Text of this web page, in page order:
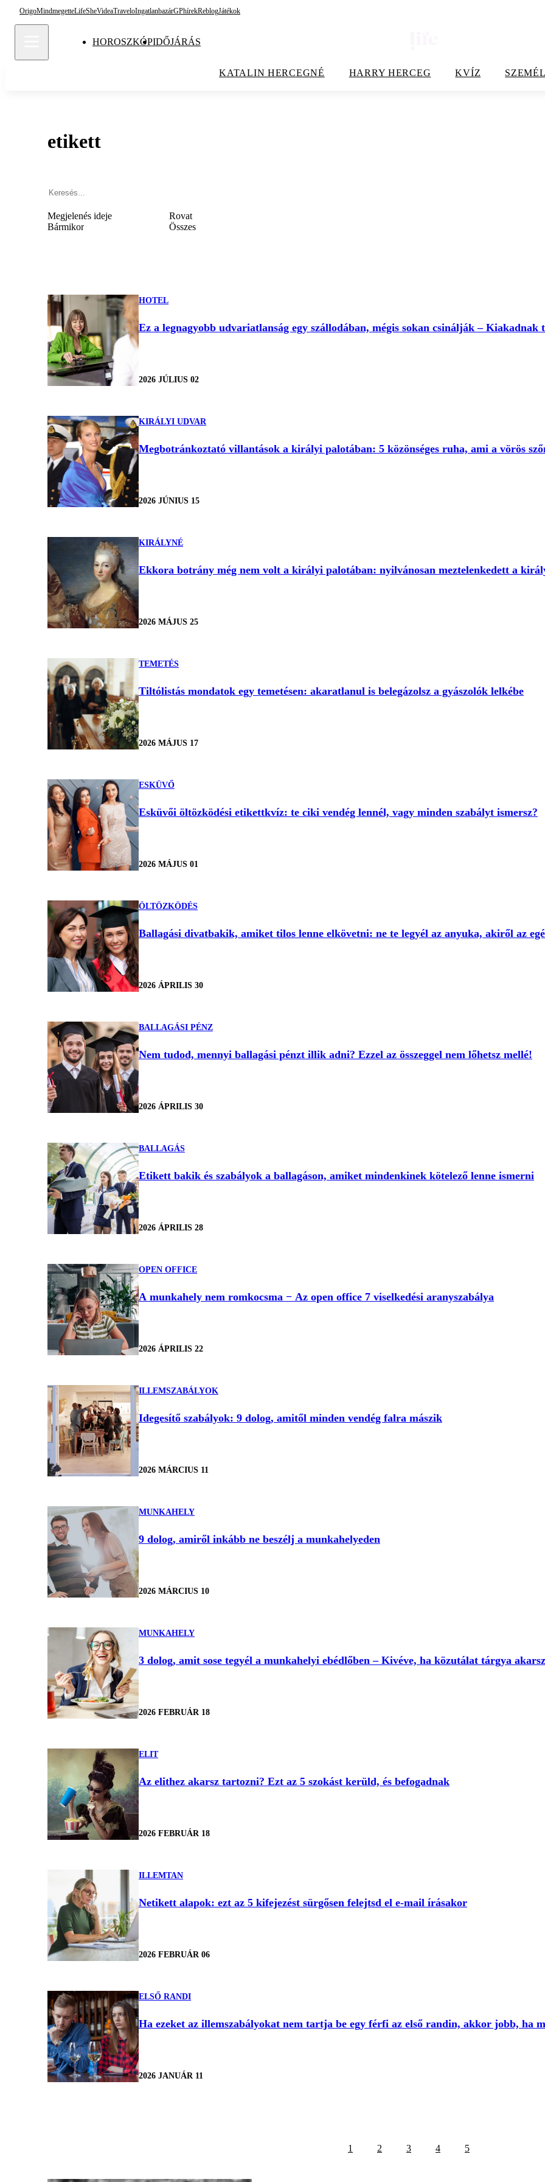
OrigoMindmegetteLifeSheVideaTraveloIngatlanbazárGPhírekReblogJátékok
HOROSZKÓPIDŐJÁRÁS
KATALIN HERCEGNÉ HARRY HERCEG KVÍZ
etikett
Megjelenés ideje
Bármikor
Rovat
Összes
HOTEL
Ez a legnagyobb udvariatlanság egy szállodában, mégis sokan csinálják – Kiakadnak
2026 JÚLIUS 02
KIRÁLYI UDVAR
Megbotránkoztató villantások a királyi palotában: 5 közönséges ruha, ami a vörös
2026 JÚNIUS 15
KIRÁLYNÉ
Ekkora botrány még nem volt a királyi palotában: nyilvánosan meztelenkedett a
2026 MÁJUS 25
TEMETÉS
Tiltólistás mondatok egy temetésen: akaratlanul is belegázolsz a gyászolók lelkébe
2026 MÁJUS 17
ESKÜVŐ
Esküvői öltözködési etikettkvíz: te ciki vendég lennél, vagy minden szabályt ismersz?
2026 MÁJUS 01
ÖLTÖZKÖDÉS
Ballagási divatbakik, amiket tilos lenne elkövetni: ne te legyél az anyuka, akiről az
2026 ÁPRILIS 30
BALLAGÁSI PÉNZ
Nem tudod, mennyi ballagási pénzt illik adni? Ezzel az összeggel nem lőhetsz mellé!
2026 ÁPRILIS 30
BALLAGÁS
Etikett bakik és szabályok a ballagáson, amiket mindenkinek kötelező lenne ismerni
2026 ÁPRILIS 28
OPEN OFFICE
A munkahely nem romkocsma − Az open office 7 viselkedési aranyszabálya
2026 ÁPRILIS 22
ILLEMSZABÁLYOK
Idegesítő szabályok: 9 dolog, amitől minden vendég falra mászik
2026 MÁRCIUS 11
MUNKAHELY
9 dolog, amiről inkább ne beszélj a munkahelyeden
2026 MÁRCIUS 10
MUNKAHELY
3 dolog, amit sose tegyél a munkahelyi ebédlőben – Kivéve, ha közutálat tárgya
2026 FEBRUÁR 18
ELIT
Az elithez akarsz tartozni? Ezt az 5 szokást kerüld, és befogadnak
2026 FEBRUÁR 18
ILLEMTAN
Netikett alapok: ezt az 5 kifejezést sürgősen felejtsd el e-mail írásakor
2026 FEBRUÁR 06
ELSŐ RANDI
Ha ezeket az illemszabályokat nem tartja be egy férfi az első randin, akkor jobb, ha
2026 JANUÁR 11
1 2 3 4 5